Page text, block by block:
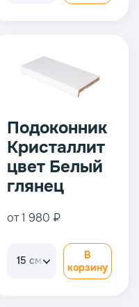
Подоконник
Кристаллит
цвет Белый
глянец
от 1 980 ₽
15 см.
В
корзину